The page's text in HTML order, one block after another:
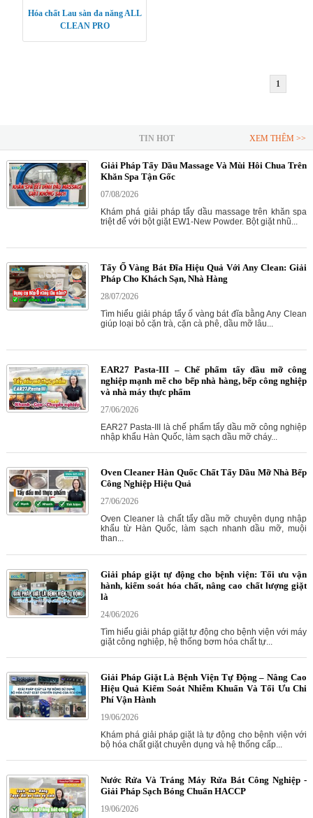
Hóa chất Lau sàn đa năng ALL
CLEAN PRO
1
TIN HOT XEM THÊM >>
Giải Pháp Tẩy Dầu Massage Và Mùi Hôi Chua Trên
Khăn Spa Tận Gốc
07/08/2026
Khám phá giải pháp tẩy dầu massage trên khăn spa
triệt để với bột giặt EW1-New Powder. Bột giặt nhũ...
Tẩy Ố Vàng Bát Đĩa Hiệu Quả Với Any Clean: Giải
Pháp Cho Khách Sạn, Nhà Hàng
28/07/2026
Tìm hiểu giải pháp tẩy ố vàng bát đĩa bằng Any Clean
giúp loại bỏ cặn trà, cặn cà phê, dầu mỡ lâu...
EAR27 Pasta-III – Chế phẩm tẩy dầu mỡ công
nghiệp mạnh mẽ cho bếp nhà hàng, bếp công nghiệp
và nhà máy thực phẩm
27/06/2026
EAR27 Pasta-III là chế phẩm tẩy dầu mỡ công nghiệp
nhập khẩu Hàn Quốc, làm sạch dầu mỡ cháy...
Oven Cleaner Hàn Quốc Chất Tẩy Dầu Mỡ Nhà Bếp
Công Nghiệp Hiệu Quả
27/06/2026
Oven Cleaner là chất tẩy dầu mỡ chuyên dụng nhập
khẩu từ Hàn Quốc, làm sạch nhanh dầu mỡ, muội
than...
Giải pháp giặt tự động cho bệnh viện: Tối ưu vận
hành, kiểm soát hóa chất, nâng cao chất lượng giặt
là
24/06/2026
Tìm hiểu giải pháp giặt tự động cho bệnh viện với máy
giặt công nghiệp, hệ thống bơm hóa chất tự...
Giải Pháp Giặt Là Bệnh Viện Tự Động – Nâng Cao
Hiệu Quả Kiểm Soát Nhiễm Khuẩn Và Tối Ưu Chi
Phí Vận Hành
19/06/2026
Khám phá giải pháp giặt là tự động cho bệnh viện với
bộ hóa chất giặt chuyên dụng và hệ thống cấp...
Nước Rửa Và Tráng Máy Rửa Bát Công Nghiệp -
Giải Pháp Sạch Bóng Chuẩn HACCP
19/06/2026